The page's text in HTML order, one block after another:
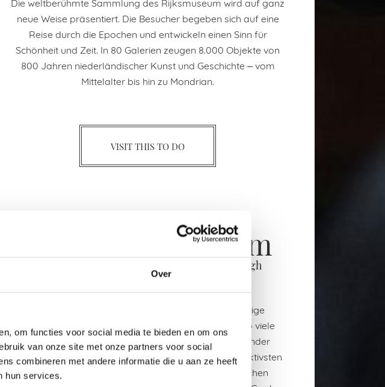
Over
om functies voor social media te bieden en om ons
van onze site met onze partners voor social
combineren met andere informatie die u aan ze heeft
hun services.
neue Weise präsentiert. Die Besucher begeben sich auf eine
Reise durch die Epochen und entwickeln einen Sinn für
Schönheit und Zeit. In 80 Galerien zeugen 8.000 Objekte von
800 Jahren niederländischer Kunst und Geschichte ‒ vom
Mittelalter bis hin zu Mondrian.
VISIT THIS TO DO
Van Gogh Museum
Discover the Life and Work of Vincent van Gogh
Ein Besuch im Van Gogh Museum ist eine einzigartige
Erfahrung. Nirgendwo auf der Welt ist es möglich, so viele
Gemälde des berühmten Malers Van Gogh beieinander
betrachten zu können. Van Gogh war einer der produktivsten
Künstler des 19. Jahrhunderts. Seine außerordentlichen